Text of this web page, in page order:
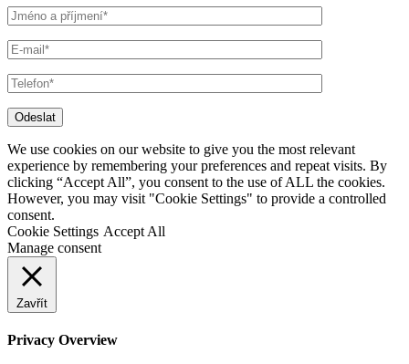
Odeslat
We use cookies on our website to give you the most relevant
experience by remembering your preferences and repeat visits. By
clicking “Accept All”, you consent to the use of ALL the cookies.
However, you may visit "Cookie Settings" to provide a controlled
consent.
Cookie Settings Accept All
Manage consent
Zavřít
Privacy Overview